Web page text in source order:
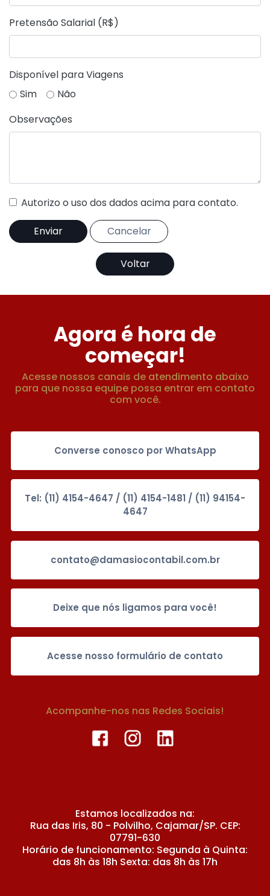
Pretensão Salarial (R$)
Disponível para Viagens
Sim
Não
Observações
Autorizo o uso dos dados acima para contato.
Voltar
Agora é hora de
começar!
Acesse nossos canais de atendimento abaixo
para que nossa equipe possa entrar em contato
com você.
Converse conosco por WhatsApp
Tel: (11) 4154-4647 / (11) 4154-1481 / (11) 94154-
4647
contato@damasiocontabil.com.br
Deixe que nós ligamos para você!
Acesse nosso formulário de contato
Acompanhe-nos nas Redes Sociais!
Estamos localizados na:
Rua das Iris, 80 - Polvilho, Cajamar/SP. CEP:
07791-630
Horário de funcionamento: Segunda à Quinta:
das 8h às 18h Sexta: das 8h às 17h